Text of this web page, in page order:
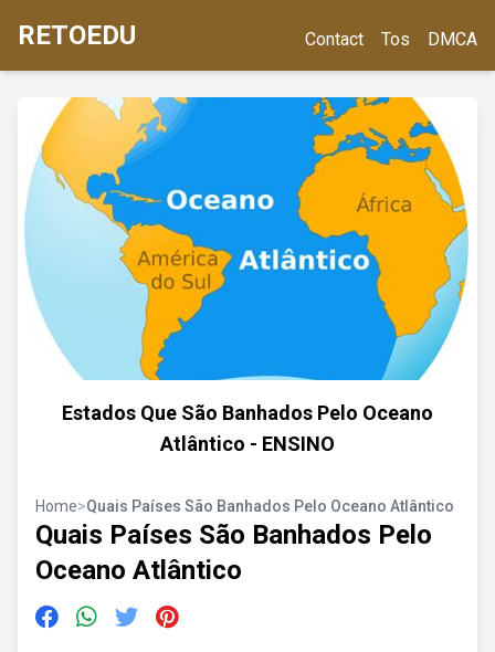
RETOEDU Contact Tos DMCA
Estados Que São Banhados Pelo Oceano
Atlântico - ENSINO
Home>Quais Países São Banhados Pelo Oceano Atlântico
Quais Países São Banhados Pelo
Oceano Atlântico